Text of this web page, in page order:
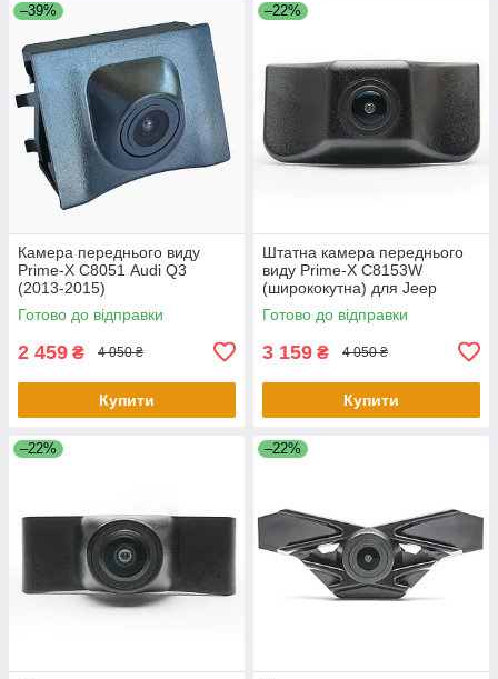
–39%
Камера переднього виду
Prime-X С8051 Audi Q3
(2013-2015)
Готово до відправки
2 459 ₴ 4 050 ₴
Купити
–22%
Штатна камера переднього
виду Prime-X C8153W
(ширококутна) для Jeep
Cherokee 2016-2018
Готово до відправки
3 159 ₴ 4 050 ₴
Купити
–22% –22%